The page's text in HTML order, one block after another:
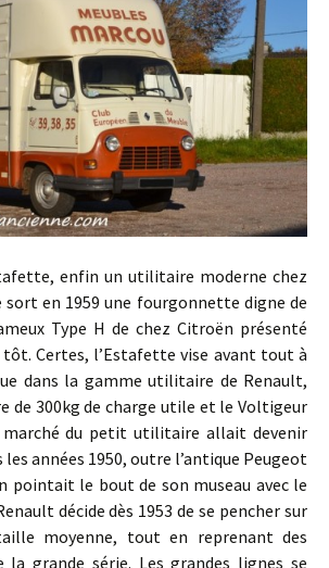
enfin un utilitaire moderne chez
sort en 1959 une fourgonnette digne de
Type H de chez Citroën présenté
tôt. Certes, l’Estafette vise avant tout à
dans la gamme utilitaire de Renault,
de 300kg de charge utile et le Voltigeur
marché du petit utilitaire allait devenir
années 1950, outre l’antique Peugeot
pointait le bout de son museau avec le
décide dès 1953 de se pencher sur
moyenne, tout en reprenant des
la grande série. Les grandes lignes se